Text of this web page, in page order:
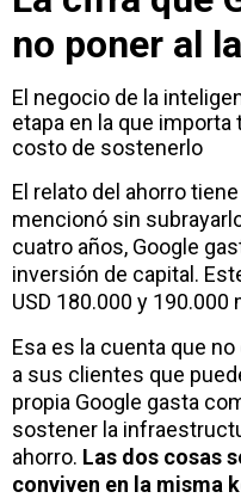
no poner al
El negocio de la
etapa en la que
costo de sostenerlo
El relato del ahorro
mencionó sin
cuatro años, Google
inversión de capital.
USD 180.000 y
Esa es la cuenta que
a sus clientes que
propia Google gasta
sostener la
ahorro. Las dos cosas
conviven en la misma